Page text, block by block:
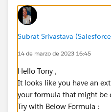
Subrat Srivastava
14 de marzo de 2023 16:45
Hello Tony ,
It looks like you have an
your formula that might be
Try with Below Formula :